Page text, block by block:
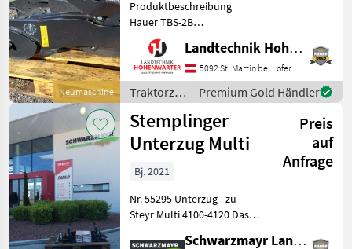
Neumaschine
Produktbeschreibung
Hauer TBS-2B
Anbaukonsole zu Fendt 300
Gen.4 Ich freue mich, Ihnen
im Maschinenzentrum St.
Martin die Hauer TBS-2B
Anbaukonsole zu Fendt 300
Gen
Landtechnik Hohenwarter GmbH
5092 St. Martin bei Lofer
Traktorzubehör
/ Hauer
Premium Gold Händler
Stemplinger
Unterzug Multi
Preis
auf
Anfrage
Bj. 2021
Nr. 55295 Unterzug - zu
Steyr Multi 4100-4120 Das
Schwarzmayr zeigt Ihnen
Schwarzmayr Landtechnik GmbH - Aurolzmünster